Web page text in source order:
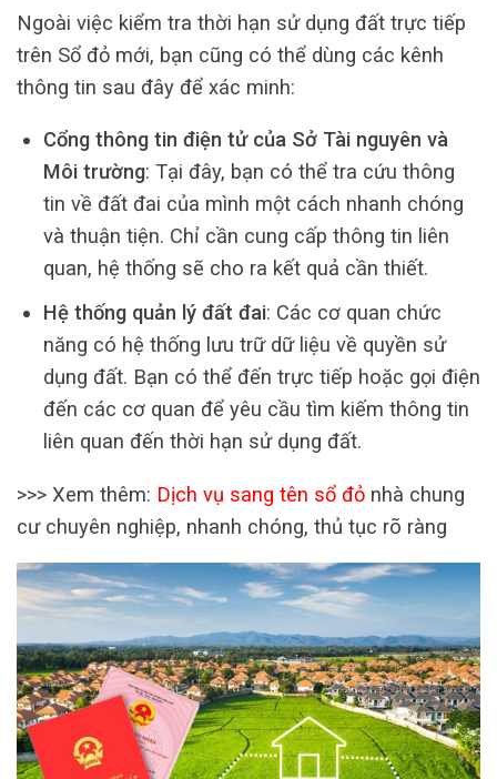
Ngoài việc kiểm tra thời hạn sử dụng đất trực tiếp
trên Sổ đỏ mới, bạn cũng có thể dùng các kênh
thông tin sau đây để xác minh:
Cổng thông tin điện tử của Sở Tài nguyên và
Môi trường: Tại đây, bạn có thể tra cứu thông
tin về đất đai của mình một cách nhanh chóng
và thuận tiện. Chỉ cần cung cấp thông tin liên
quan, hệ thống sẽ cho ra kết quả cần thiết.
Hệ thống quản lý đất đai: Các cơ quan chức
năng có hệ thống lưu trữ dữ liệu về quyền sử
dụng đất. Bạn có thể đến trực tiếp hoặc gọi điện
đến các cơ quan để yêu cầu tìm kiếm thông tin
liên quan đến thời hạn sử dụng đất.
>>> Xem thêm: Dịch vụ sang tên sổ đỏ nhà chung
cư chuyên nghiệp, nhanh chóng, thủ tục rõ ràng